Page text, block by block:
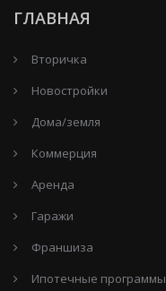
ГЛАВНАЯ
Вторичка
Новостройки
Дома/земля
Коммерция
Аренда
Гаражи
Франшиза
Ипотечные программы